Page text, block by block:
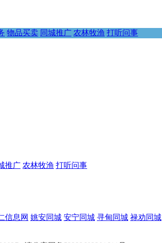
物品买卖 同城推广 农林牧渔 打听问事
推广 农林牧渔 打听问事
信息网 姚安同城 安宁同城 寻甸同城 禄劝同城